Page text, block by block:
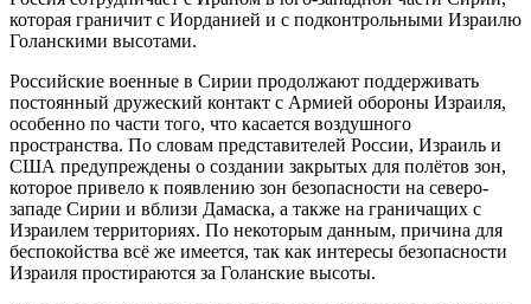
которая граничит с Иорданией и с подконтрольными Израилю
Голанскими высотами.
Российские военные в Сирии продолжают поддерживать
постоянный дружеский контакт с Армией обороны Израиля,
особенно по части того, что касается воздушного
пространства. По словам представителей России, Израиль и
США предупреждены о создании закрытых для полётов зон,
которое привело к появлению зон безопасности на северо-
западе Сирии и вблизи Дамаска, а также на граничащих с
Израилем территориях. По некоторым данным, причина для
беспокойства всё же имеется, так как интересы безопасности
Израиля простираются за Голанские высоты.